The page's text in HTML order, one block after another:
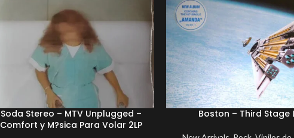
Soda Stereo – MTV Unplugged –
Comfort y M?sica Para Volar 2LP
Boston – Third Stage